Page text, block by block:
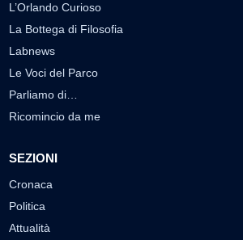
L’Orlando Curioso
La Bottega di Filosofia
Labnews
Le Voci del Parco
Parliamo di…
Ricomincio da me
SEZIONI
Cronaca
Politica
Attualità